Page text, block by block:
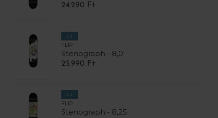
24.290 Ft
ÚJ
FLIP
Stenograph - 8,0
25.990 Ft
ÚJ
FLIP
Stenograph - 8,25